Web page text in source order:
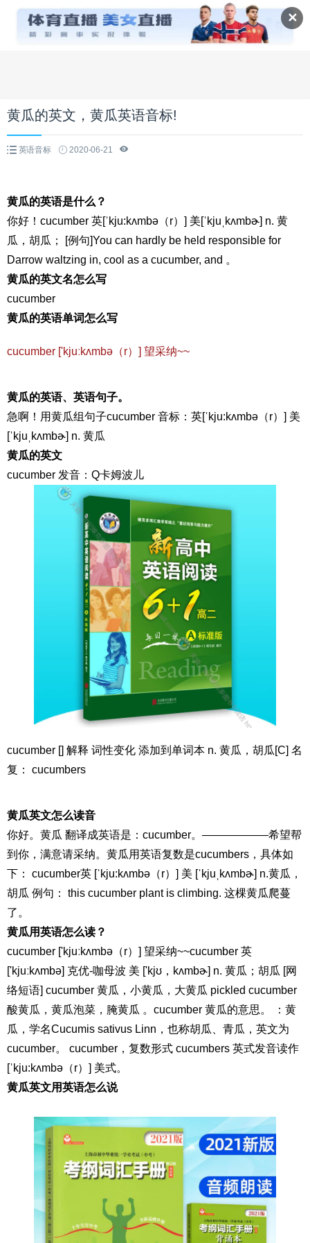
✕
黄瓜的英文，黄瓜英语音标!
英语音标 2020-06-21
黄瓜的英语是什么？
你好！cucumber 英[ˈkju:kʌmbə（r）] 美[ˈkjuˌkʌmbɚ] n. 黄
瓜，胡瓜； [例句]You can hardly be held responsible for
Darrow waltzing in, cool as a cucumber, and 。
黄瓜的英文名怎么写
cucumber
黄瓜的英语单词怎么写
cucumber ['kjuːkʌmbə（r）] 望采纳~~
黄瓜的英语、英语句子。
急啊！用黄瓜组句子cucumber 音标：英[ˈkju:kʌmbə（r）] 美
[ˈkjuˌkʌmbɚ] n. 黄瓜
黄瓜的英文
cucumber 发音：Q卡姆波儿
cucumber [] 解释 词性变化 添加到单词本 n. 黄瓜，胡瓜[C] 名
复： cucumbers
黄瓜英文怎么读音
你好。黄瓜 翻译成英语是：cucumber。——————希望帮
到你，满意请采纳。黄瓜用英语复数是cucumbers，具体如
下： cucumber英 [ˈkju:kʌmbə（r）] 美 [ˈkjuˌkʌmbɚ] n.黄瓜，
胡瓜 例句： this cucumber plant is climbing. 这棵黄瓜爬蔓
了。
黄瓜用英语怎么读？
cucumber ['kjuːkʌmbə（r）] 望采纳~~cucumber 英
['kjuːkʌmbə] 克优-咖母波 美 ['kjʊ，kʌmbɚ] n. 黄瓜；胡瓜 [网
络短语] cucumber 黄瓜，小黄瓜，大黄瓜 pickled cucumber
酸黄瓜，黄瓜泡菜，腌黄瓜 。cucumber 黄瓜的意思。 ：黄
瓜，学名Cucumis sativus Linn，也称胡瓜、青瓜，英文为
cucumber。 cucumber，复数形式 cucumbers 英式发音读作
[ˈkju:kʌmbə（r）] 美式。
黄瓜英文用英语怎么说